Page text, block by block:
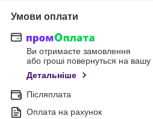
Умови оплати
Ви отримаєте замовлення
або гроші повернуться на вашу
Детальніше
Післяплата
Оплата на рахунок